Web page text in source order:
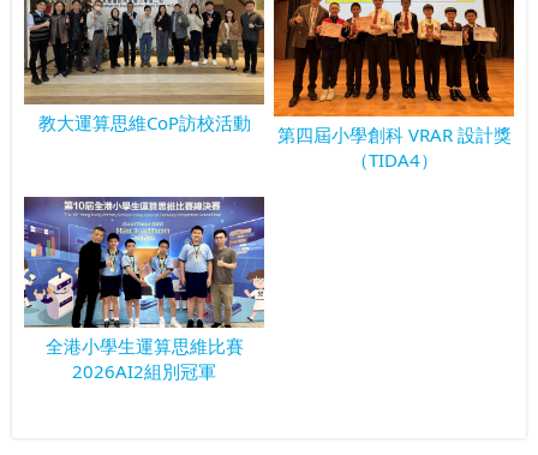
教大運算思維CoP訪校活動
第四屆小學創科 VRAR 設計獎
（TIDA4）
全港小學生運算思維比賽
2026AI2組別冠軍